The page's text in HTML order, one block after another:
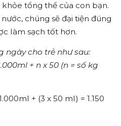
tổng thể của con bạn.
chúng sẽ đại tiện đúng
làm sạch tốt hơn.
ngày cho trẻ như sau:
+ n x 50 (n = số kg
+ (3 x 50 ml) = 1.150